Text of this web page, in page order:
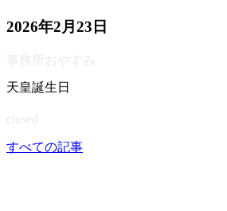
2026年2月23日
天皇誕生日
すべての記事